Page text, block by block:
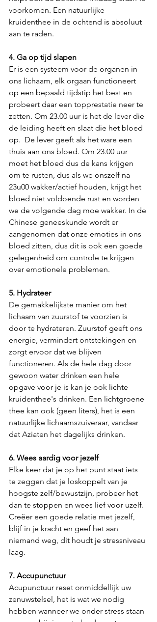
voorkomen. Een natuurlijke
kruidenthee in de ochtend is absoluut
aan te raden.
4. Ga op tijd slapen
Er is een systeem voor de organen in
ons lichaam, elk orgaan functioneert
op een bepaald tijdstip het best en
probeert daar een topprestatie neer te
zetten. Om 23.00 uur is het de lever die
de leiding heeft en slaat die het bloed
op.  De lever geeft als het ware een
thuis aan ons bloed. Om 23.00 uur
moet het bloed dus de kans krijgen
om te rusten, dus als we onszelf na
23u00 wakker/actief houden, krijgt het
bloed niet voldoende rust en worden
we de volgende dag moe wakker. In de
Chinese geneeskunde wordt er
aangenomen dat onze emoties in ons
bloed zitten, dus dit is ook een goede
gelegenheid om controle te krijgen
over emotionele problemen.
5. Hydrateer
De gemakkelijkste manier om het
lichaam van zuurstof te voorzien is
door te hydrateren. Zuurstof geeft ons
energie, vermindert ontstekingen en
zorgt ervoor dat we blijven
functioneren. Als de hele dag door
gewoon water drinken een hele
opgave voor je is kan je ook lichte
kruidenthee's drinken. Een lichtgroene
thee kan ook (geen liters), het is een
natuurlijke lichaamszuiveraar, vandaar
dat Aziaten het dagelijks drinken.
6. Wees aardig voor jezelf
Elke keer dat je op het punt staat iets
te zeggen dat je loskoppelt van je
hoogste zelf/bewustzijn, probeer het
dan te stoppen en wees lief voor uzelf.
Creëer een goede relatie met jezelf,
blijf in je kracht en geef het aan
niemand weg, dit houdt je stressniveau
laag.
7. Accupunctuur
Acupunctuur reset onmiddellijk uw
zenuwstelsel, het is wat we nodig
hebben wanneer we onder stress staan